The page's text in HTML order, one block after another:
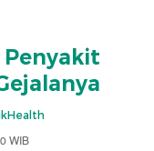
Penyakit
WIB